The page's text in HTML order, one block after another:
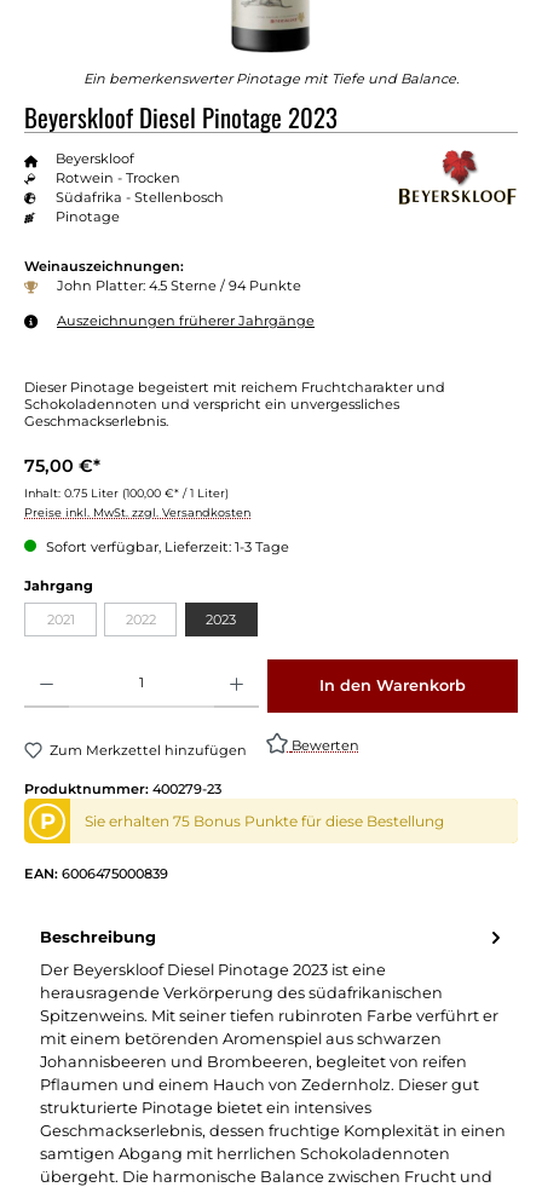
Ein bemerkenswerter Pinotage mit Tiefe und Balance.
Beyerskloof Diesel Pinotage 2023
Beyerskloof
Rotwein - Trocken
Südafrika - Stellenbosch
Pinotage
Weinauszeichnungen:
John Platter: 4.5 Sterne / 94 Punkte
Auszeichnungen früherer Jahrgänge
Dieser Pinotage begeistert mit reichem Fruchtcharakter und
Schokoladennoten und verspricht ein unvergessliches
Geschmackserlebnis.
75,00 €*
Inhalt: 0.75 Liter (100,00 €* / 1 Liter)
Preise inkl. MwSt. zzgl. Versandkosten
Sofort verfügbar, Lieferzeit: 1-3 Tage
Jahrgang
2021(Diese Option ist zurzeit nicht verfügbar.)
2022(Diese Option ist zurzeit nicht verfügbar.)
2023
In den Warenkorb
Zum Merkzettel hinzufügen Bewerten
Produktnummer: 400279-23
P Sie erhalten 75 Bonus Punkte für diese Bestellung
EAN: 6006475000839
Beschreibung
Der Beyerskloof Diesel Pinotage 2023 ist eine
herausragende Verkörperung des südafrikanischen
Spitzenweins. Mit seiner tiefen rubinroten Farbe verführt er
mit einem betörenden Aromenspiel aus schwarzen
Johannisbeeren und Brombeeren, begleitet von reifen
Pflaumen und einem Hauch von Zedernholz. Dieser gut
strukturierte Pinotage bietet ein intensives
Geschmackserlebnis, dessen fruchtige Komplexität in einen
samtigen Abgang mit herrlichen Schokoladennoten
übergeht. Die harmonische Balance zwischen Frucht und